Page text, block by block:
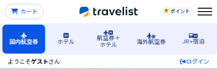
ポイント
カート
国内航空券 ホテル
航空券＋
ホテル
海外航空券 JR+宿泊
ようこそゲストさん ログイン